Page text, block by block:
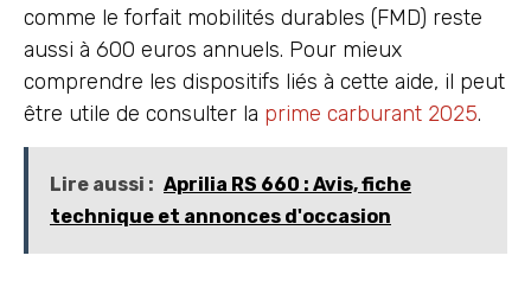
comme le forfait mobilités durables (FMD) reste
aussi à 600 euros annuels. Pour mieux
comprendre les dispositifs liés à cette aide, il peut
être utile de consulter la prime carburant 2025.
Lire aussi : Aprilia RS 660 : Avis, fiche
technique et annonces d'occasion